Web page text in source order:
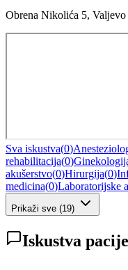
Obrena Nikolića 5, Valjevo
Sva iskustva(0)
rehabilitacija(0)
akušerstvo(0)Hirurgija(0)
medicina(0)Laboratorijske
Prikaži sve (19)
Iskustva